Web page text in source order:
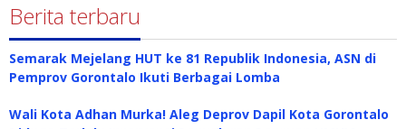
Berita terbaru
Semarak Mejelang HUT ke 81 Republik Indonesia, ASN di
Pemprov Gorontalo Ikuti Berbagai Lomba
Wali Kota Adhan Murka! Aleg Deprov Dapil Kota Gorontalo